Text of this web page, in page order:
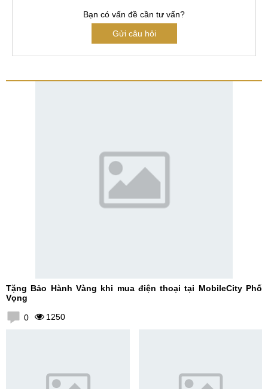
Bạn có vấn đề cần tư vấn?
Gửi câu hỏi
Tặng Bảo Hành Vàng khi mua điện thoại tại MobileCity Phố
Vọng
0 1250